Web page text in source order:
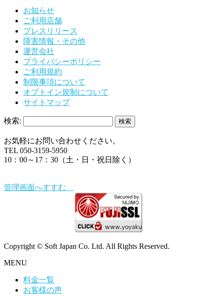
お知らせ
ご利用店舗
プレスリリース
障害情報・その他
運営会社
プライバシーポリシー
ご利用規約
制限事項について
オプトイン規制について
サイトマップ
検索:
お気軽にお問い合わせください。
TEL 050-3159-5950
10：00～17：30（土・日・祝日除く）
管理画面へすすむ
Copyright © Soft Japan Co. Ltd. All Rights Reserved.
MENU
料金一覧
お客様の声